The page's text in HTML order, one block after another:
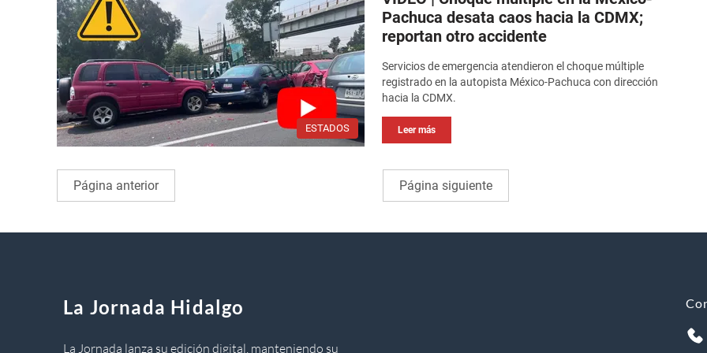
ESTADOS
Pachuca desata caos hacia la CDMX;
reportan otro accidente
Servicios de emergencia atendieron el choque múltiple
registrado en la autopista México-Pachuca con dirección
hacia la CDMX.
Leer más
Página anterior Página siguiente
La Jornada Hidalgo
La Jornada lanza su edición digital, manteniendo su